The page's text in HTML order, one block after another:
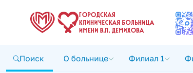
ГОРОДСКАЯ
КЛИНИЧЕСКАЯ БОЛЬНИЦА
ИМЕНИ В.П. ДЕМИХОВА
Поиск О больнице Филиал 1